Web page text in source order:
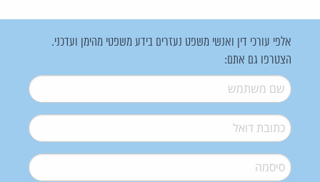
אלפי עורכי דין ואנשי משפט נעזרים בידע משפטי מהימן ועדכני.
הצטרפו גם אתם:
שם משתמש*
דואל*
סיסמה*